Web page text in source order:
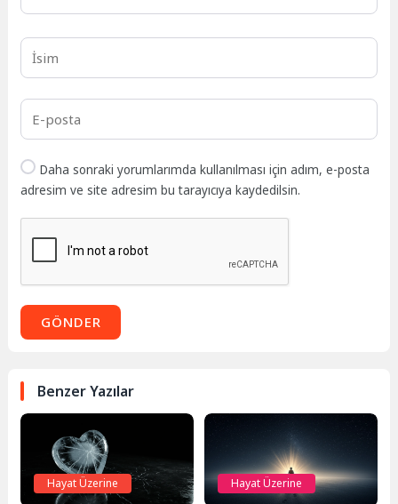
Daha sonraki yorumlarımda kullanılması için adım, e-posta
adresim ve site adresim bu tarayıcıya kaydedilsin.
GÖNDER
Benzer Yazılar
Hayat Üzerine Hayat Üzerine